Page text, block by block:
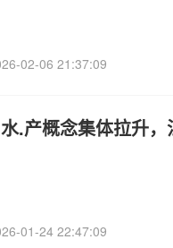
02-06 21:37:09
.产概念集体拉升
01-24 22:47:09